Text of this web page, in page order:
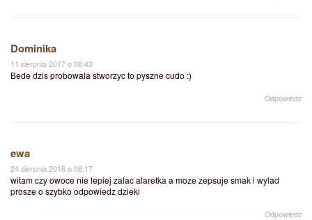
Dominika
11 sierpnia 2017 o 08:43
Bede dzis probowala stworzyc to pyszne cudo :)
Odpowiedz
ewa
24 sierpnia 2016 o 08:17
witam czy owoce nie lepiej zalac alaretka a moze zepsuje smak i wylad
prosze o szybko odpowiedz dzieki
Odpowiedz